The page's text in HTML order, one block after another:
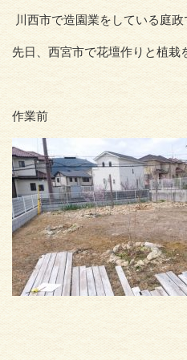
川西市で造園業をしている庭政
先日、西宮市で花壇作りと植栽
作業前